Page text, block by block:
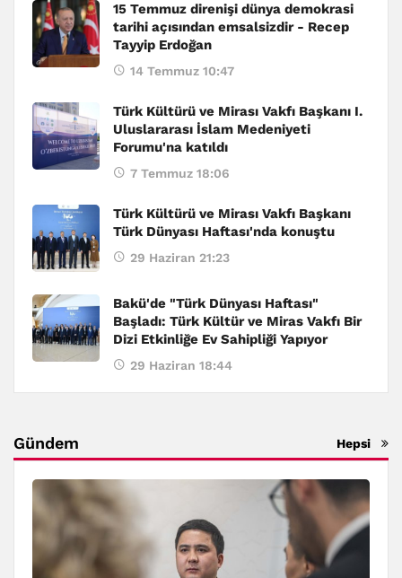
15 Temmuz direnişi dünya demokrasi
tarihi açısından emsalsizdir - Recep
Tayyip Erdoğan
14 Temmuz 10:47
Türk Kültürü ve Mirası Vakfı Başkanı I.
Uluslararası İslam Medeniyeti
Forumu'na katıldı
7 Temmuz 18:06
Türk Kültürü ve Mirası Vakfı Başkanı
Türk Dünyası Haftası'nda konuştu
29 Haziran 21:23
Bakü'de "Türk Dünyası Haftası"
Başladı: Türk Kültür ve Miras Vakfı Bir
Dizi Etkinliğe Ev Sahipliği Yapıyor
29 Haziran 18:44
Gündem Hepsi